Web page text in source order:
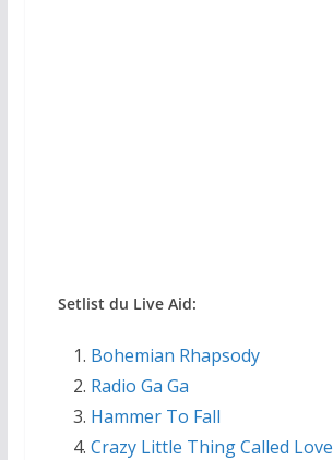
Setlist du Live Aid:
Bohemian Rhapsody
Radio Ga Ga
Hammer To Fall
Crazy Little Thing Called Love